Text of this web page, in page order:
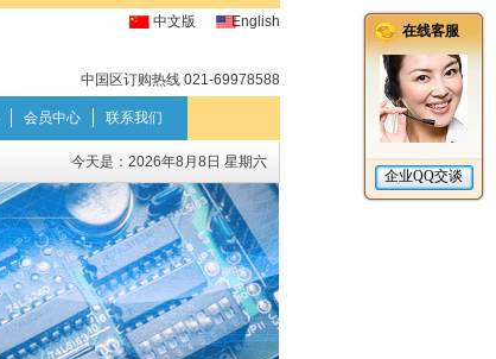
中文版 English
中国区订购热线 021-69978588
会员中心 联系我们
今天是： 2026年8月8日 星期六